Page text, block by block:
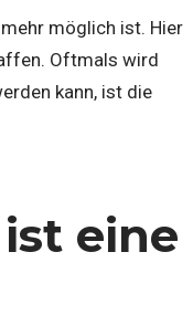
möglich ist. Hier
Oftmals wird
kann, ist die
eine